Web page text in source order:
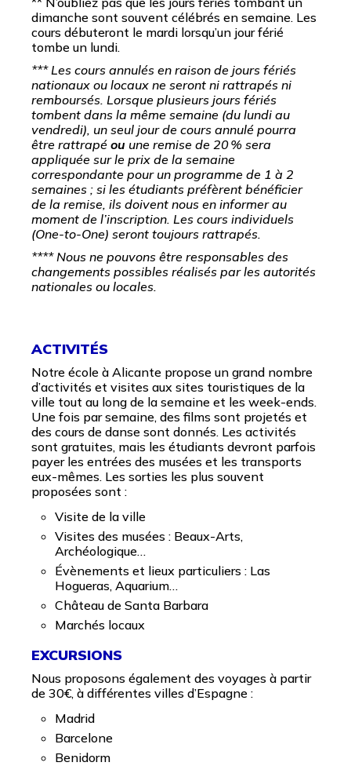
dimanche sont souvent célébrés en semaine. Les
cours débuteront le mardi lorsqu’un jour férié
tombe un lundi.
*** Les cours annulés en raison de jours fériés
nationaux ou locaux ne seront ni rattrapés ni
remboursés. Lorsque plusieurs jours fériés
tombent dans la même semaine (du lundi au
vendredi), un seul jour de cours annulé pourra
être rattrapé ou une remise de 20% sera
appliquée sur le prix de la semaine
correspondante pour un programme de 1 à 2
semaines ; si les étudiants préfèrent bénéficier
de la remise, ils doivent nous en informer au
moment de l’inscription. Les cours individuels
(One-to-One) seront toujours rattrapés.
**** Nous ne pouvons être responsables des
changements possibles réalisés par les autorités
nationales ou locales.
ACTIVITÉS
Notre école à Alicante propose un grand nombre
d’activités et visites aux sites touristiques de la
ville tout au long de la semaine et les week-ends.
Une fois par semaine, des films sont projetés et
des cours de danse sont donnés. Les activités
sont gratuites, mais les étudiants devront parfois
payer les entrées des musées et les transports
eux-mêmes. Les sorties les plus souvent
proposées sont :
Visite de la ville
Visites des musées : Beaux-Arts,
Archéologique…
Évènements et lieux particuliers : Las
Hogueras, Aquarium…
Château de Santa Barbara
Marchés locaux
EXCURSIONS
Nous proposons également des voyages à partir
de 30€, à différentes villes d’Espagne :
Madrid
Barcelone
Benidorm